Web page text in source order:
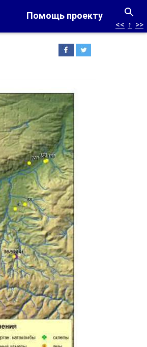
Помощь проекту
<< ↑ >>